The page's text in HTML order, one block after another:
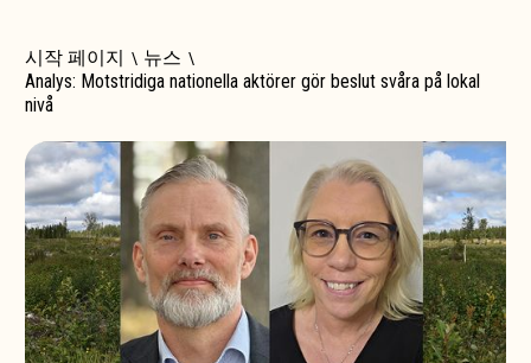
시작 페이지 \ 뉴스 \
Analys: Motstridiga nationella aktörer gör beslut svåra på lokal
nivå